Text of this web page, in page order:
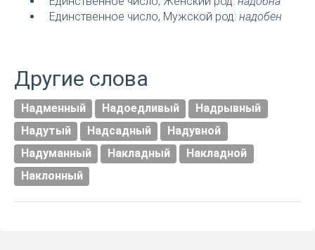
Единственное число, Мужской род: надобен
Другие слова
Надменный Надоедливый
Надрывный
Надутый
Надсадный
Надувной
Надуманный
Накладный
Накладной
Наклонный